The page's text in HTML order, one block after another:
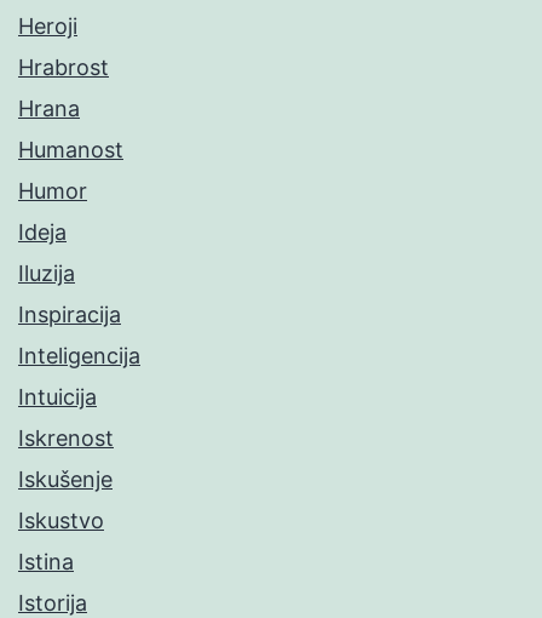
Heroji
Hrabrost
Hrana
Humanost
Humor
Ideja
Iluzija
Inspiracija
Inteligencija
Intuicija
Iskrenost
Iskušenje
Iskustvo
Istina
Istorija